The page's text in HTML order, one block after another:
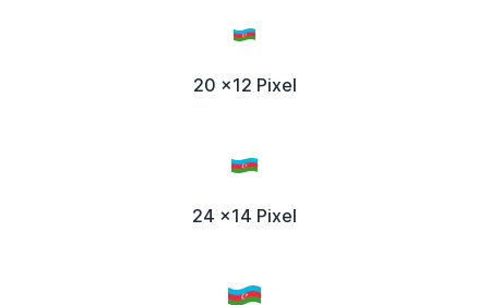
20 x12 Pixel
24 x14 Pixel